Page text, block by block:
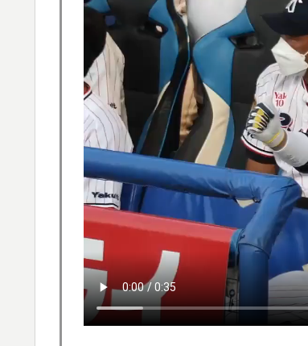
韓国人「世界で最も有名な日本人
韓国人「意外に日本との関係が深
のつながり‥」
▶ 【海外の反応】今永昇太、好調の
件なの？」
▶ 【スウェーデン-モロッコ】心配す
▶ フランス人「欲張りすぎだ」中村敬
サポの本音がこれ！【海外の反応】
外国人「2002年W杯は?」韓国サッ
外騒然！【海外の反応】
▶ 海外「さすが日本！」日本の医療従